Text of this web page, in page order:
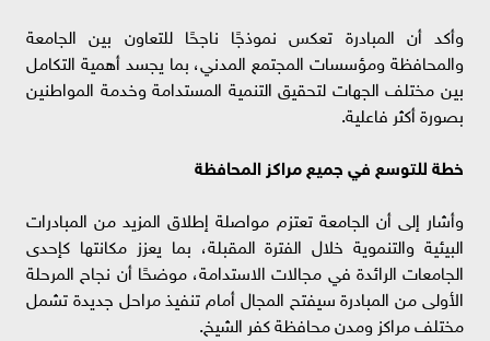
وأكد أن المبادرة تعكس نموذجًا ناجحًا للتعاون بين الجامعة
والمحافظة ومؤسسات المجتمع المدني، بما يجسد أهمية التكامل
بين مختلف الجهات لتحقيق التنمية المستدامة وخدمة المواطنين
بصورة أكثر فاعلية.
خطة للتوسع في جميع مراكز المحافظة
وأشار إلى أن الجامعة تعتزم مواصلة إطلاق المزيد من المبادرات
البيئية والتنموية خلال الفترة المقبلة، بما يعزز مكانتها كإحدى
الجامعات الرائدة في مجالات الاستدامة، موضحًا أن نجاح المرحلة
الأولى من المبادرة سيفتح المجال أمام تنفيذ مراحل جديدة تشمل
مختلف مراكز ومدن محافظة كفر الشيخ.